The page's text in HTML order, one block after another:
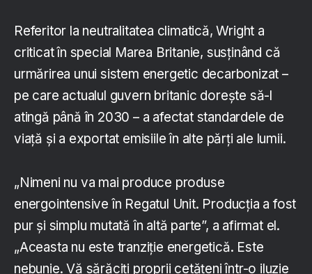
Referitor la neutralitatea climatică, Wright a
criticat în special Marea Britanie, susținând că
urmărirea unui sistem energetic decarbonizat –
pe care actualul guvern britanic dorește să-l
atingă până în 2030 – a afectat standardele de
viață și a exportat emisiile în alte părți ale lumii.
„Nimeni nu va mai produce produse
energointensive în Regatul Unit. Producția a fost
pur și simplu mutată în altă parte”, a afirmat el.
„Aceasta nu este tranziție energetică. Este
nebunie. Vă sărăciți proprii cetățeni într-o iluzie